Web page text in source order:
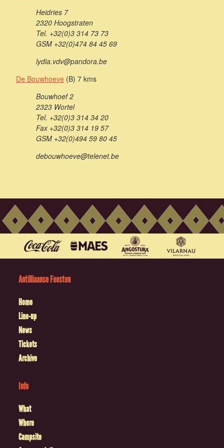
Heidries 7
2320 Hoogstraten
Tel. +32(0)3 314 73 73
GSM +32(0)474 84 45 69
lydia.vdv@pandora.be
De Bouwhoeve (B) 7 kms
Bouwhoef 2
2323 Wortel
Tel. +32(0)3 314 34 20
Fax +32(0)3 314 19 57
GSM +32(0)494 59 80 45
debouwhoeve@telenet.be
Antilliaanse Feesten
Home
Line-up
News
Tickets
Archive
Info
What
Where
Campsite